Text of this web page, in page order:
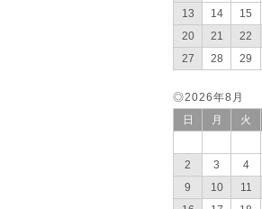
13
14 15
20
21 22
27
28 29
◎2026年8月
日
月 火
2
3 4
9
10 11